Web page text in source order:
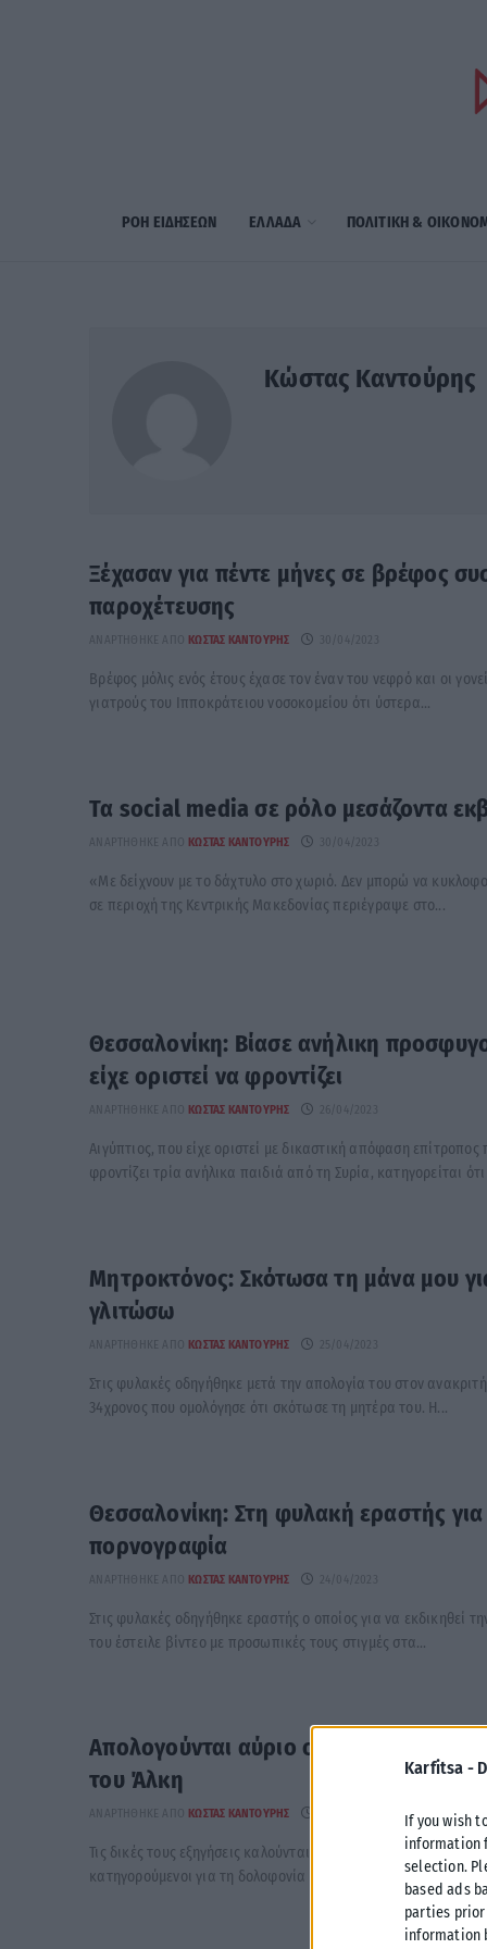
Karfitsa -
If you wish
information
selection.
based ads
parties
information
ΡΟΗ ΕΙΔΗΣΕΩΝ ΕΛΛΑΔΑ ΠΟΛΙΤΙΚΗ &
Κώστας Καντούρης
Ξέχασαν για πέντε μήνες σε βρέφος
παροχέτευσης
ΑΝΑΡΤΉΘΗΚΕ ΑΠΌ ΚΏΣΤΑΣ ΚΑΝΤΟΎΡΗΣ
Βρέφος μόλις ενός έτους έχασε τον έναν του νεφρό και οι
γιατρούς του Ιπποκράτειου νοσοκομείου ότι ύστερα...
Τα social media σε ρόλο μεσάζοντα
ΑΝΑΡΤΉΘΗΚΕ ΑΠΌ ΚΏΣΤΑΣ ΚΑΝΤΟΎΡΗΣ
«Με δείχνουν με το δάχτυλο στο χωριό. Δεν μπορώ να
σε περιοχή της Κεντρικής Μακεδονίας περιέγραψε στο...
Θεσσαλονίκη: Βίασε ανήλικη
είχε οριστεί να φροντίζει
ΑΝΑΡΤΉΘΗΚΕ ΑΠΌ ΚΏΣΤΑΣ ΚΑΝΤΟΎΡΗΣ 26/04/2023
Αιγύπτιος, που είχε οριστεί με δικαστική απόφαση επίτροπος
φροντίζει τρία ανήλικα παιδιά από τη Συρία, κατηγορείται
Μητροκτόνος: Σκότωσα τη μάνα μου
γλιτώσω
ΑΝΑΡΤΉΘΗΚΕ ΑΠΌ ΚΏΣΤΑΣ ΚΑΝΤΟΎΡΗΣ
Στις φυλακές οδηγήθηκε μετά την απολογία του στον
34χρονος που ομολόγησε ότι σκότωσε τη μητέρα του. Η...
Θεσσαλονίκη: Στη φυλακή εραστής για
πορνογραφία
ΑΝΑΡΤΉΘΗΚΕ ΑΠΌ ΚΏΣΤΑΣ ΚΑΝΤΟΎΡΗΣ
Στις φυλακές οδηγήθηκε εραστής ο οποίος για να εκδικηθεί
του έστειλε βίντεο με προσωπικές τους στιγμές στα...
Απολογούνται αύριο οι δώδεκα για τη
του Άλκη
ΚΏΣΤΑΣ ΚΑΝΤΟΎΡΗΣ
Τις δικές τους εξηγήσεις καλούνται να δώσουν από αύριο οι
κατηγορούμενοι για τη δολοφονία του 19χρονου Άλκη